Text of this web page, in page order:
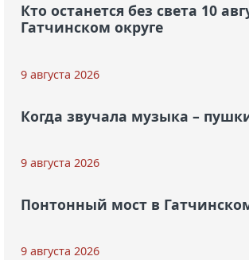
Кто останется без света 10
Гатчинском округе
9 августа 2026
Когда звучала музыка –
9 августа 2026
Понтонный мост в
9 августа 2026